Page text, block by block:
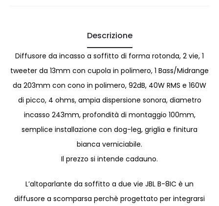
Descrizione
Diffusore da incasso a soffitto di forma rotonda, 2 vie, 1
tweeter da 13mm con cupola in polimero, 1 Bass/Midrange
da 203mm con cono in polimero, 92dB, 40W RMS e 160W
di picco, 4 ohms, ampia dispersione sonora, diametro
incasso 243mm, profondità di montaggio 100mm,
semplice installazione con dog-leg, griglia e finitura
bianca verniciabile.
Il prezzo si intende cadauno.
L’altoparlante da soffitto a due vie JBL B-8IC è un
diffusore a scomparsa perchè progettato per integrarsi